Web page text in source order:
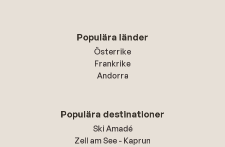
Populära länder
Österrike
Frankrike
Andorra
Populära destinationer
Ski Amadé
Zell am See - Kaprun